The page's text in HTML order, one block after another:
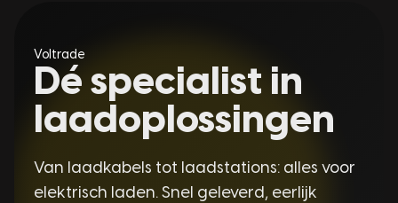
Voltrade
Dé specialist in
laadoplossingen
Van laadkabels tot laadstations: alles voor
elektrisch laden. Snel geleverd, eerlijk